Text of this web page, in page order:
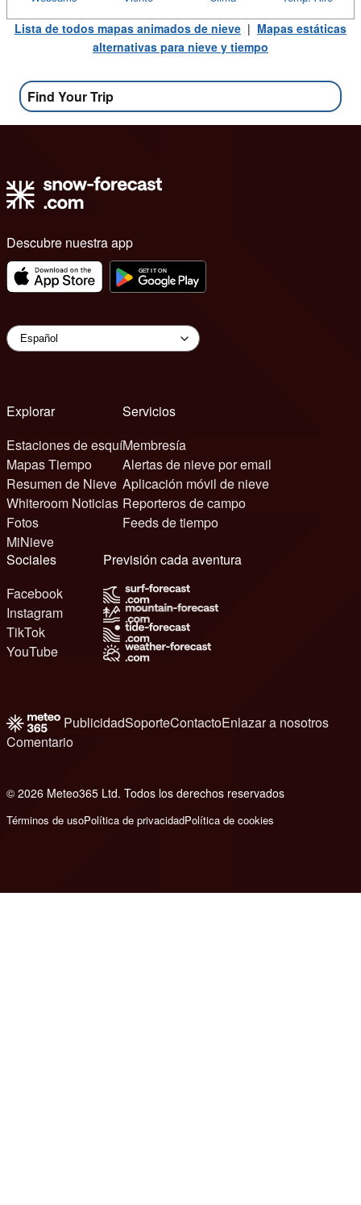
Lista de todos mapas animados de nieve | Mapas estáticas
alternativas para nieve y tiempo
Find Your Trip
Descubre nuestra app
Explorar
Estaciones de esquí
Mapas Tiempo
Resumen de Nieve
Whiteroom Noticias
Fotos
MiNieve
Servicios
Membresía
Alertas de nieve por email
Aplicación móvil de nieve
Reporteros de campo
Feeds de tiempo
Sociales
Facebook
Instagram
TikTok
YouTube
Previsión cada aventura
PublicidadSoporteContactoEnlazar a nosotros
Comentario
© 2026 Meteo365 Ltd. Todos los derechos reservados
Términos de usoPolítica de privacidadPolítica de cookies